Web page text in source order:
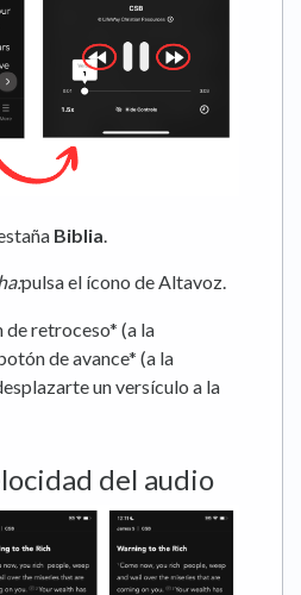
Biblia
:pulsa el ícono de Altavoz.
retroceso* (a la
de avance* (a la
un versículo a la
del audio